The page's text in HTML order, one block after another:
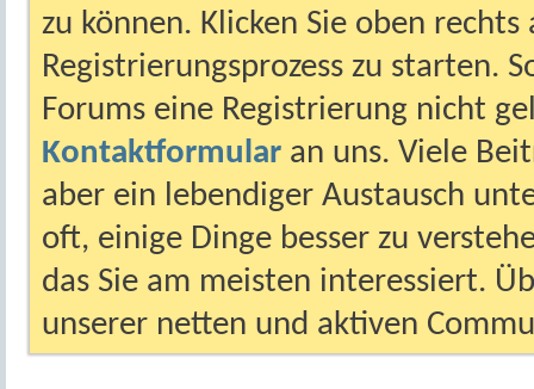
zu können. Klicken Sie oben
Registrierungsprozess zu starten.
Forums eine Registrierung nicht
Kontaktformular an uns. Viele
aber ein lebendiger Austausch
oft, einige Dinge besser zu
das Sie am meisten interessiert.
unserer netten und aktiven